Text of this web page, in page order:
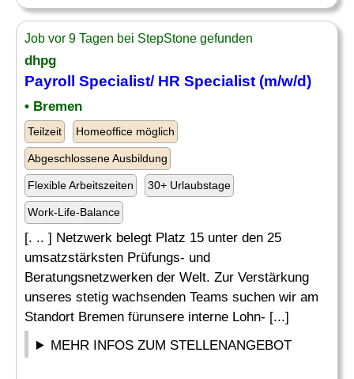
Job vor 9 Tagen bei StepStone gefunden
dhpg
Payroll Specialist/ HR Specialist (m/w/d)
• Bremen
Teilzeit Homeoffice möglich
Abgeschlossene Ausbildung
Flexible Arbeitszeiten 30+ Urlaubstage
Work-Life-Balance
[. .. ] Netzwerk belegt Platz 15 unter den 25
umsatzstärksten Prüfungs- und
Beratungsnetzwerken der Welt. Zur Verstärkung
unseres stetig wachsenden Teams suchen wir am
Standort Bremen fürunsere interne Lohn- [...]
MEHR INFOS ZUM STELLENANGEBOT